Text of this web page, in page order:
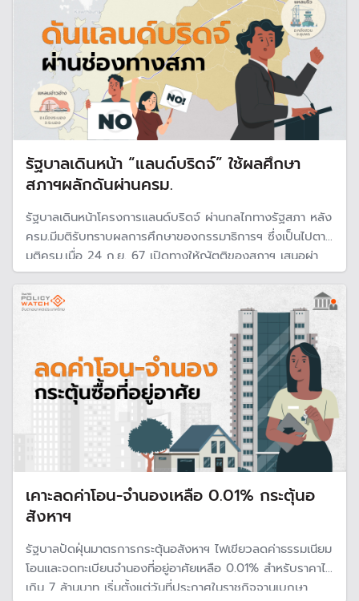
รัฐบาลเดินหน้า “แลนด์บริดจ์” ใช้ผลศึกษา
สภาฯผลักดันผ่านครม.
รัฐบาลเดินหน้าโครงการแลนด์บริดจ์ ผ่านกลไกทางรัฐสภา หลัง
ครม.มีมติรับทราบผลการศึกษาของกรรมาธิการฯ ซึ่งเป็นไปตาม
มติครม.เมื่อ 24 ก.ย. 67 เปิดทางให้ญัตติของสภาฯ เสนอผ่า
นครม. และถือเป็นมติครม. คาดว่าจะมีการเสนอร่างพระราช
บัญญัติเขตเศรษฐกิจพิเศษฯ หรือ SEC ใน พ.ค.นี้
เคาะลดค่าโอน-จำนองเหลือ 0.01% กระตุ้นอ
สังหาฯ
รัฐบาลปัดฝุ่นมาตรการกระตุ้นอสังหาฯ ไฟเขียวลดค่าธรรมเนียม
โอนและจดทะเบียนจำนองที่อยู่อาศัยเหลือ 0.01% สำหรับราคาไม่
เกิน 7 ล้านบาท เริ่มตั้งแต่วันที่ประกาศในราชกิจจานุเบกษา